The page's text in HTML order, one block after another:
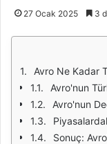
27 Ocak 2025 3
Avro Ne Kadar
Avro'nun
Avro'nun
Sonuç: